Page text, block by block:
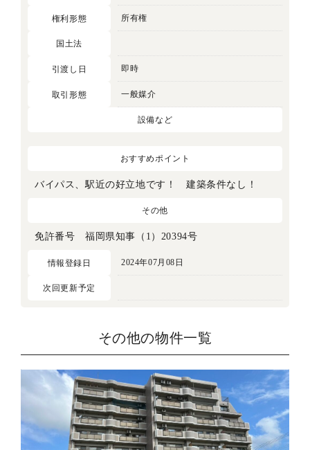
権利形態 所有権
国土法
引渡し日 即時
取引形態 一般媒介
設備など
おすすめポイント
バイパス、駅近の好立地です！ 建築条件なし！
その他
免許番号 福岡県知事（1）20394号
情報登録日 2024年07月08日
次回更新予定
その他の物件一覧